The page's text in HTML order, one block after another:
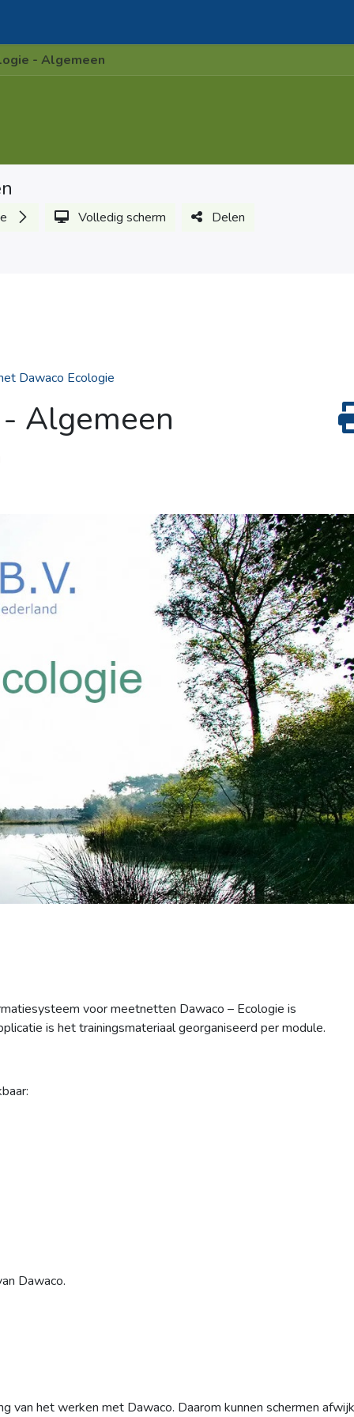
- Algemeen
Volledig scherm Delen
Dawaco Ecologie
Algemeen
voor meetnetten Dawaco – Ecologie is
is het trainingsmateriaal georganiseerd per module.
Dawaco.
van het werken met Dawaco. Daarom kunnen schermen